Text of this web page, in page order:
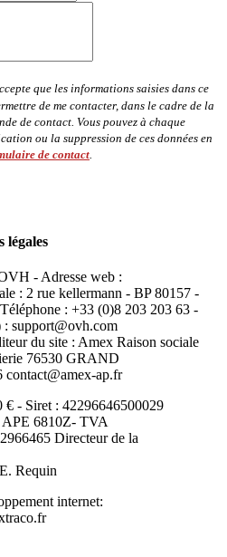
que les informations saisies dans ce
de me contacter, dans le cadre de la
de contact. Vous pouvez à chaque
ou la suppression de ces données en
de contact
légales
- Adresse web :
: 2 rue kellermann - BP 80157 -
: +33 (0)8 203 203 63 -
support@ovh.com
du site : Amex Raison sociale
76530 GRAND
ap.fr
€ - Siret : 42296646500029
6810Z- TVA
Directeur de la
Requin
internet: